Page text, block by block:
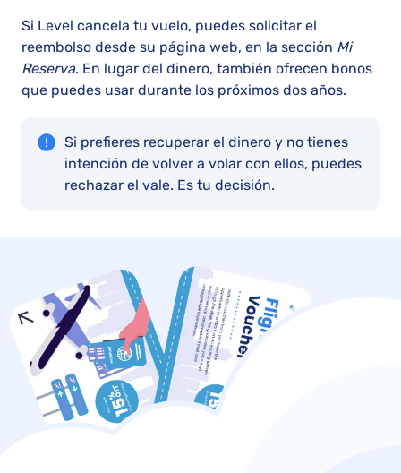
Si Level cancela tu vuelo, puedes solicitar el
reembolso desde su página web, en la sección Mi
Reserva. En lugar del dinero, también ofrecen bonos
que puedes usar durante los próximos dos años.
Si prefieres recuperar el dinero y no tienes
intención de volver a volar con ellos, puedes
rechazar el vale. Es tu decisión.